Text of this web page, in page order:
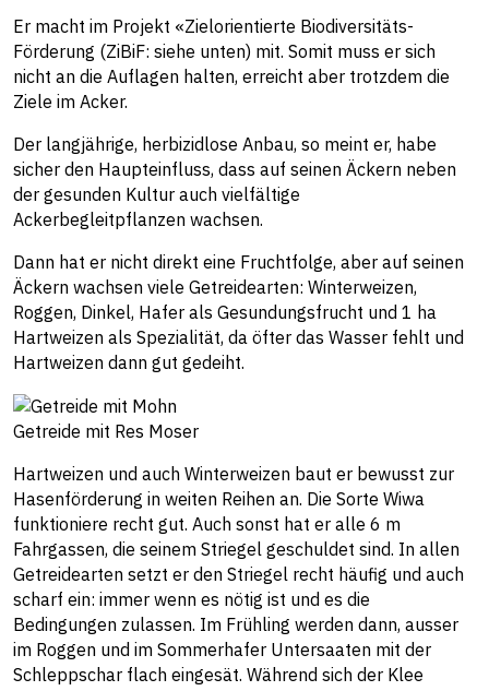
Er macht im Projekt «Zielorientierte Biodiversitäts-
Förderung (ZiBiF: siehe unten) mit. Somit muss er sich
nicht an die Auflagen halten, erreicht aber trotzdem die
Ziele im Acker.
Der langjährige, herbizidlose Anbau, so meint er, habe
sicher den Haupteinfluss, dass auf seinen Äckern neben
der gesunden Kultur auch vielfältige
Ackerbegleitpflanzen wachsen.
Dann hat er nicht direkt eine Fruchtfolge, aber auf seinen
Äckern wachsen viele Getreidearten: Winterweizen,
Roggen, Dinkel, Hafer als Gesundungsfrucht und 1 ha
Hartweizen als Spezialität, da öfter das Wasser fehlt und
Hartweizen dann gut gedeiht.
Getreide mit Res Moser
Hartweizen und auch Winterweizen baut er bewusst zur
Hasenförderung in weiten Reihen an. Die Sorte Wiwa
funktioniere recht gut. Auch sonst hat er alle 6 m
Fahrgassen, die seinem Striegel geschuldet sind. In allen
Getreidearten setzt er den Striegel recht häufig und auch
scharf ein: immer wenn es nötig ist und es die
Bedingungen zulassen. Im Frühling werden dann, ausser
im Roggen und im Sommerhafer Untersaaten mit der
Schleppschar flach eingesät. Während sich der Klee